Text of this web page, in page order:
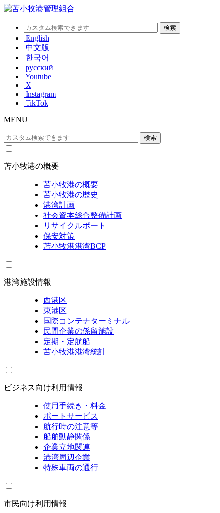
English
中文版
한국어
русский
Youtube
X
Instagram
TikTok
MENU
苫小牧港の概要
苫小牧港の概要
苫小牧港の歴史
港湾計画
社会資本総合整備計画
リサイクルポート
保安対策
苫小牧港港湾BCP
港湾施設情報
西港区
東港区
国際コンテナターミナル
民間企業の係留施設
定期・定航船
苫小牧港港湾統計
ビジネス向け利用情報
使用手続き・料金
ポートサービス
航行時の注意等
船舶動静関係
企業立地関連
港湾周辺企業
特殊車両の通行
市民向け利用情報